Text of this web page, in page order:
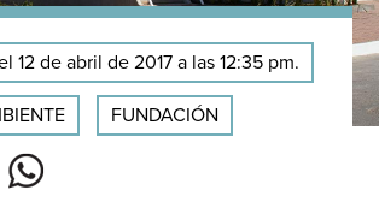
12 de abril de 2017 a las 12:35 pm.
FUNDACIÓN